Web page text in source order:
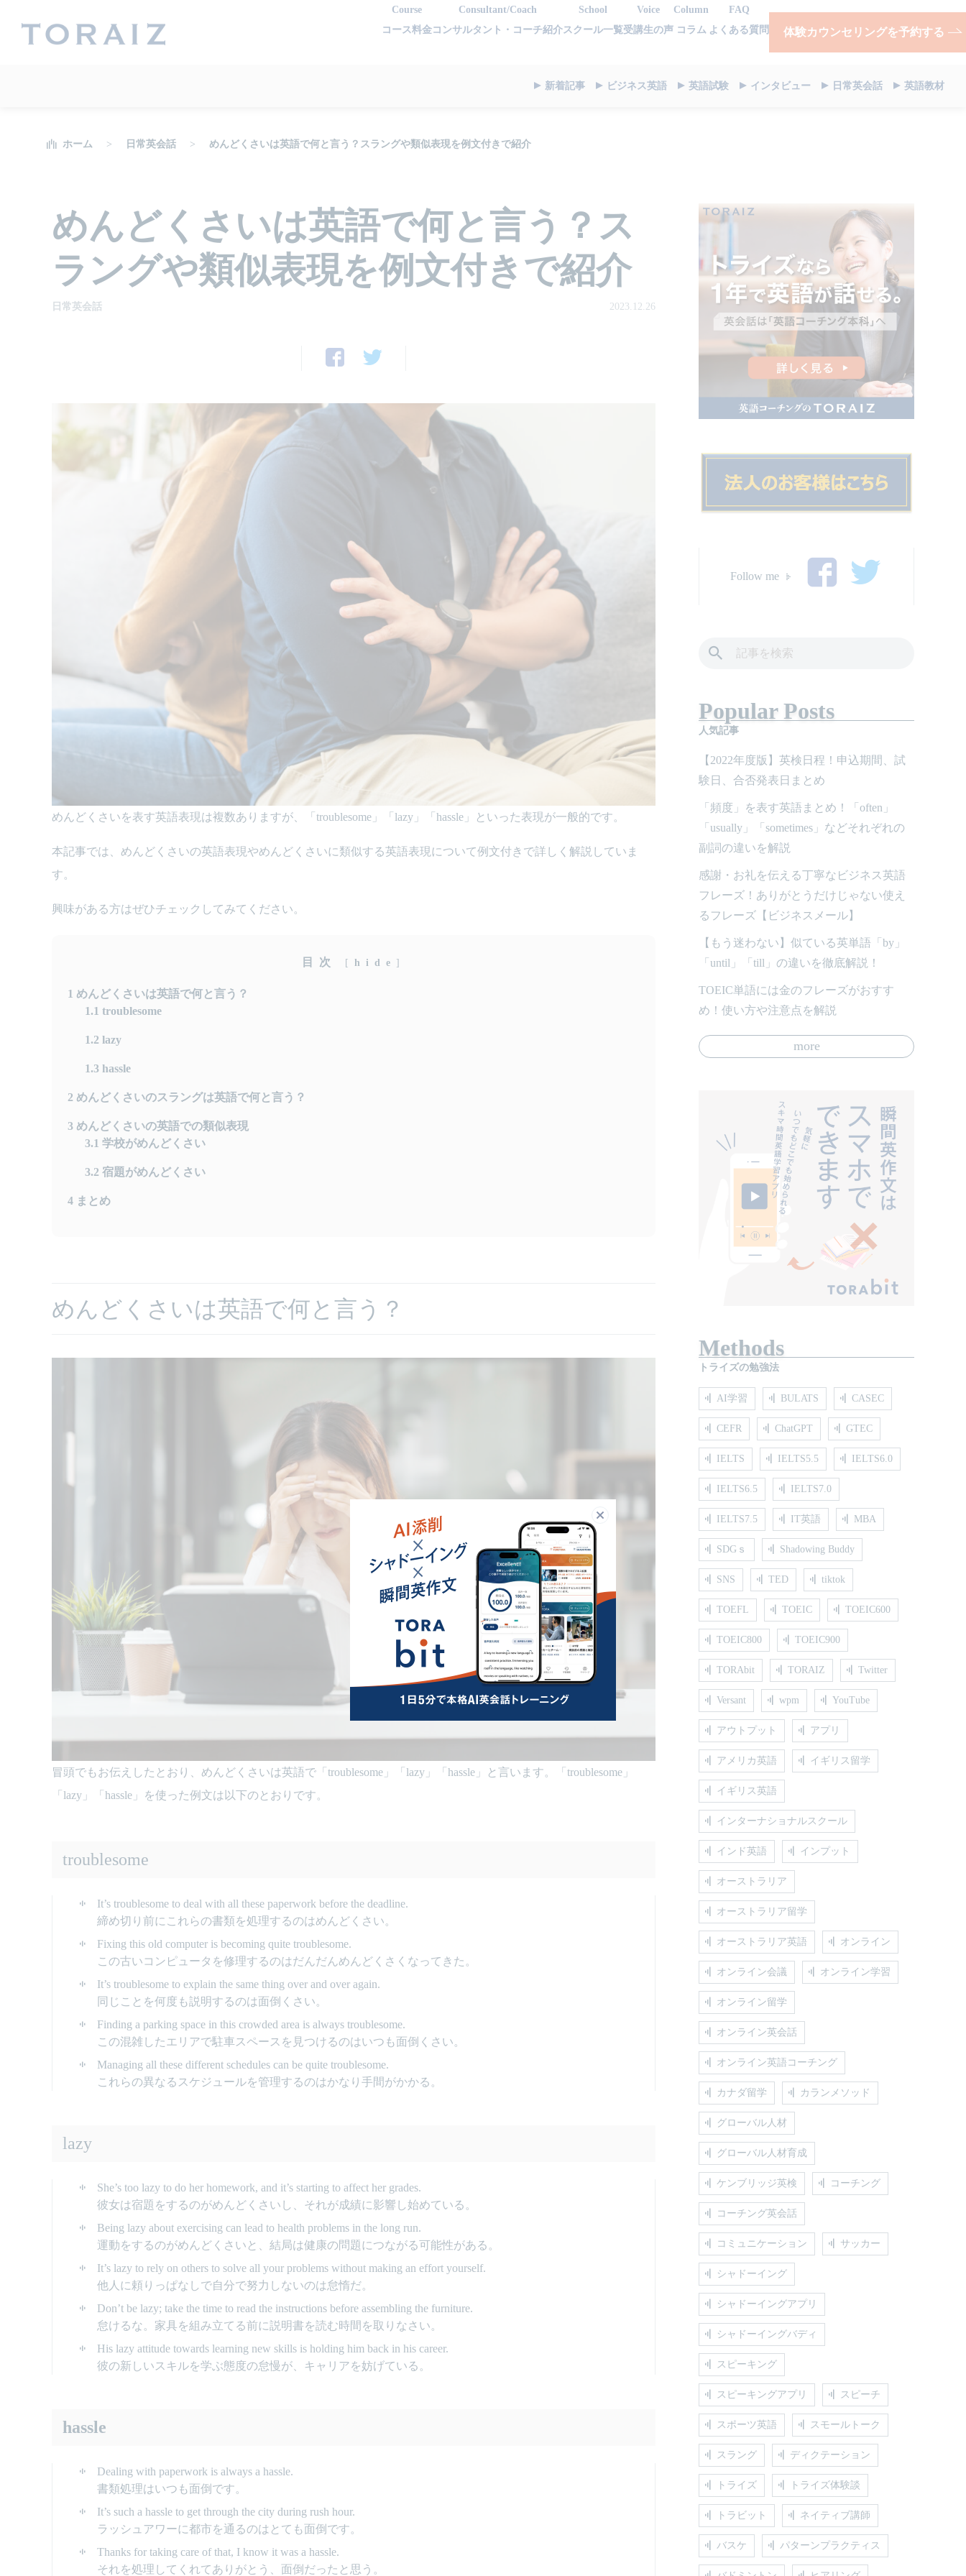
Course
コース料金
Consultant/Coach
コンサルタント・コーチ紹介
School
スクール一覧
Voice
受講生の声
Column
コラム
FAQ
よくある質問
体験カウンセリングを予約する
新着記事 ビジネス英語 英語試験 インタビュー 日常英会話 英語教材
ホーム 日常英会話 めんどくさいは英語で何と言う？スラングや類似表現を例文付きで紹介
めんどくさいは英語で何と言う？ス
ラングや類似表現を例文付きで紹介
日常英会話 2023.12.26
めんどくさいを表す英語表現は複数ありますが、「troublesome」「lazy」「 hassle」 といった表現が一般的です。
本記事では、めんどくさいの英語表現やめんどくさいに類似する英語表現について例文付きで詳しく解説していま
す。
興味がある方はぜひチェックしてみてください。
目次 [ hide ]
1 めんどくさいは英語で何と言う？
1.1 troublesome
1.2 lazy
1.3 hassle
2 めんどくさいのスラングは英語で何と言う？
3 めんどくさいの英語での類似表現
3.1 学校がめんどくさい
3.2 宿題がめんどくさい
4 まとめ
めんどくさいは英語で何と言う？
冒頭でもお伝えしたとおり、めんどくさいは英語で「troublesome」「lazy」「hassle」と言います。「troublesome」
「lazy」「hassle」を使った例文は以下のとおりです。
troublesome
It’s troublesome to deal with all these paperwork before the deadline.
締め切り前にこれらの書類を処理するのはめんどくさい。
Fixing this old computer is becoming quite troublesome.
この古いコンピュータを修理するのはだんだんめんどくさくなってきた。
It’s troublesome to explain the same thing over and over again.
同じことを何度も説明するのは面倒くさい。
Finding a parking space in this crowded area is always troublesome.
この混雑したエリアで駐車スペースを見つけるのはいつも面倒くさい。
Managing all these different schedules can be quite troublesome.
これらの異なるスケジュールを管理するのはかなり手間がかかる。
lazy
She’s too lazy to do her homework, and it’s starting to affect her grades.
彼女は宿題をするのがめんどくさいし、それが成績に影響し始めている。
Being lazy about exercising can lead to health problems in the long run.
運動をするのがめんどくさいと、結局は健康の問題につながる可能性がある。
It’s lazy to rely on others to solve all your problems without making an effort yourself.
他人に頼りっぱなしで自分で努力しないのは怠惰だ。
Don’t be lazy; take the time to read the instructions before assembling the furniture.
怠けるな。家具を組み立てる前に説明書を読む時間を取りなさい。
His lazy attitude towards learning new skills is holding him back in his career.
彼の新しいスキルを学ぶ態度の怠慢が、キャリアを妨げている。
hassle
Dealing with paperwork is always a hassle.
書類処理はいつも面倒です。
It’s such a hassle to get through the city during rush hour.
ラッシュアワーに都市を通るのはとても面倒です。
Thanks for taking care of that, I know it was a hassle.
それを処理してくれてありがとう、面倒だったと思う。
Follow me
Popular Posts
人気記事
【2022年度版】英検日程！申込期間、試
験日、合否発表日まとめ
「頻度」を表す英語まとめ！「often」
「usually」「sometimes」などそれぞれの
副詞の違いを解説
感謝・お礼を伝える丁寧なビジネス英語
フレーズ！ありがとうだけじゃない使え
るフレーズ【ビジネスメール】
【もう迷わない】似ている英単語「by」
「until」「till」の違いを徹底解説！
TOEIC単語には金のフレーズがおすす
め！使い方や注意点を解説
more
Methods
トライズの勉強法
AI学習 BULATS CASEC
CEFR ChatGPT GTEC
IELTS IELTS5.5 IELTS6.0
IELTS6.5 IELTS7.0
IELTS7.5 IT英語 MBA
SDGｓ Shadowing Buddy
SNS TED tiktok
TOEFL TOEIC TOEIC600
TOEIC800 TOEIC900
TORAbit TORAIZ Twitter
Versant wpm YouTube
アウトプット アプリ
アメリカ英語 イギリス留学
イギリス英語
インターナショナルスクール
インド英語 インプット
オーストラリア
オーストラリア留学
オーストラリア英語 オンライン
オンライン会議 オンライン学習
オンライン留学
オンライン英会話
オンライン英語コーチング
カナダ留学 カランメソッド
グローバル人材
グローバル人材育成
ケンブリッジ英検 コーチング
コーチング英会話
コミュニケーション サッカー
シャドーイング
シャドーイングアプリ
シャドーイングバディ
スピーキング
スピーキングアプリ スピーチ
スポーツ英語 スモールトーク
スラング ディクテーション
トライズ トライズ体験談
トラビット ネイティブ講師
バスケ パターンプラクティス